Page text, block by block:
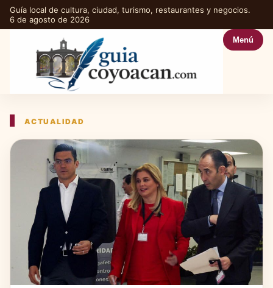
Guía local de cultura, ciudad, turismo, restaurantes y negocios.
6 de agosto de 2026
Menú
ACTUALIDAD